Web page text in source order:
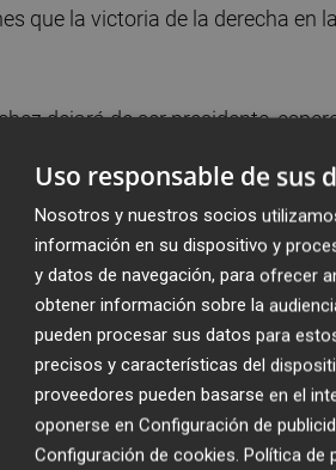
que la victoria de la derecha en
dejará de ser presidente,
la mala broma que está
de España y de los
líder del PSPV en la provincia de
los socialistas perdieran la
de Valencia. Las tres
y Ens Uneix-
llegaron al pleno
en manos deVicente
este sábado en el
Uso responsable de sus
Nosotros y nuestros socios
información en su dispositivo y
y datos de navegación, para ofrecer
obtener información sobre la
pueden procesar sus datos para
precisos y características del
proveedores pueden basarse en el
oponerse en Configuración de
Configuración de cookies. Política de